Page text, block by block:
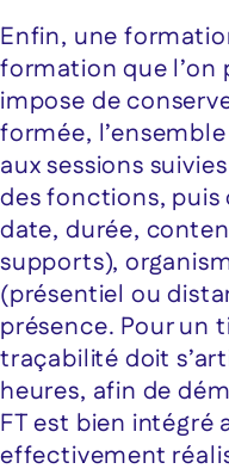
Enfin, une
formation que l’on
impose de
formée,
aux sessions
des fonctions, puis
date, durée,
supports),
(présentiel ou
présence. Pour un
traçabilité doit
heures, afin de
FT est bien
effectivement